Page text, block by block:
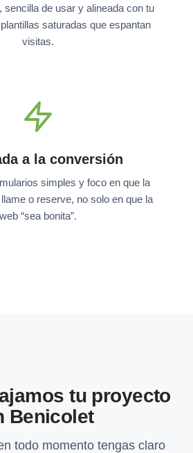
sencilla de usar y alineada con tu
saturadas que espantan
visitas.
a la conversión
simples y foco en que la
o reserve, no solo en que la
web “sea bonita”.
tu proyecto
Benicolet
todo momento tengas claro